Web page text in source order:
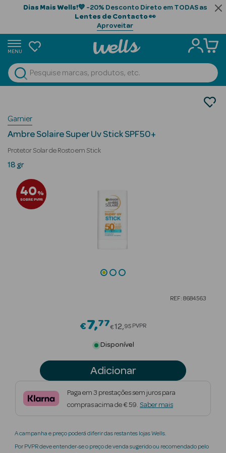
Dias Mais Wells!💙 -20% Desconto Direto em TODAS as
Lentes de Contacto👀
Aproveitar
MENU
Ver Tudo
Beauty Season
Cabelo
Beauty Season
Beauty Season
Cosmética
Beauty Season
Beauty Season
Beauty Season
Beauty Season
Garnier
Ambre Solaire Super Uv Stick SPF50+
Protetor Solar de Rosto em Stick
18 gr
40%
SOBRE PVPR
REF: 8684563
€7 77Price reduced from
€12 95 PVPR
Disponível
Adicionar
Paga em 3 prestações sem juros para
compras acima de € 59. Saber mais
A campanha e preço poderá diferir das restantes lojas Wells.
Por PVPR deve entender-se o preço de venda sugerido ou recomendado pelo